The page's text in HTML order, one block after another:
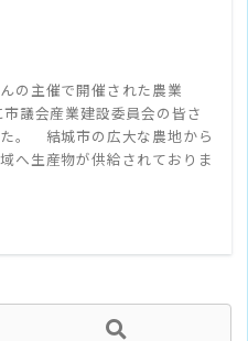
の主催で開催された農業
議会産業建設委員会の皆さ
。 結城市の広大な農地から
へ生産物が供給されておりま